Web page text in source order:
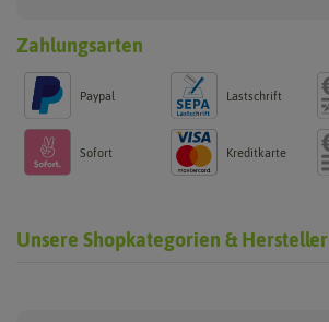
Zahlungsarten
Paypal Lastschrift
Sofort Kreditkarte
Unsere Shopkategorien & Hersteller